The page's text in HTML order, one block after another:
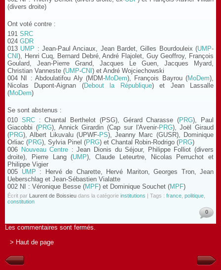
(divers droite)
Ont voté contre :
191 SRC
024 GDR
013 UMP : Jean-Paul Anciaux, Jean Bardet, Gilles Bourdouleix (UMP-
CNI ), Henri Cuq, Bernard Debré, André Flajolet, Guy Geoffroy, François
Goulard, Jean-Pierre Grand, Jacques Le Guen, Jacques Myard,
Christian Vanneste (UMP-CNI ) et André Wojciechowski
004 NI : Abdoulatifou Aly (MDM-MoDem), François Bayrou (MoDem),
Nicolas Dupont-Aignan (Debout la République) et Jean Lassalle
(MoDem)
Se sont abstenus :
010 SRC: Chantal Berthelot (PSG), Gérard Charasse (PRG), Paul
Giacobbi (PRG), Annick Girardin (Cap sur l'Avenir-PRG), Joël Giraud
(PRG), Albert Likuvalu (UPWF-PS), Jeanny Marc (GUSR), Dominique
Orliac (PRG), Sylvia Pinel (PRG) et Chantal Robin-Rodrigo (PRG)
006 Nouveau Centre : Jean Dionis du Séjour, Philippe Folliot (divers
droite), Pierre Lang (UMP), Claude Leteurtre, Nicolas Perruchot et
Philippe Vigier
005 UMP : Hervé de Charette, Hervé Mariton, Georges Tron, Jean
Ueberschlag et Jean-Sébastien Vialatte
002 NI : Véronique Besse (MPF) et Dominique Souchet (MPF)
Écrit par Laurent de Boissieu dans la catégorie institutions | Tags : france politique
constitution
0
Les commentaires sont fermés.
> Haut de page